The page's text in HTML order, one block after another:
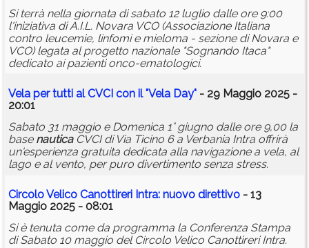
Si terrà nella giornata di sabato 12 luglio dalle ore 9:00
l'iniziativa di A.I.L. Novara VCO (Associazione Italiana
contro leucemie, linfomi e mieloma - sezione di Novara e
VCO) legata al progetto nazionale "Sognando Itaca"
dedicato ai pazienti onco-ematologici.
Vela per tutti al CVCI con il "Vela Day" - 29 Maggio 2025 -
20:01
Sabato 31 maggio e Domenica 1° giugno dalle ore 9,00 la
base nauticaCVCI di Via Ticino 6 a Verbania Intra offrirà
un'esperienza gratuita dedicata alla navigazione a vela, al
lago e al vento, per puro divertimento senza stress.
Circolo Velico Canottireri Intra: nuovo direttivo - 13
Maggio 2025 - 08:01
Si è tenuta come da programma la Conferenza Stampa
di Sabato 10 maggio del Circolo Velico Canottireri Intra.